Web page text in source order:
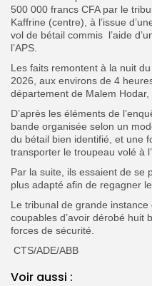
500 000 francs CFA par le
Kaffrine (centre), à l’issue
vol de bétail commis l’aide
l’APS.
Les faits remontent à la nuit
2026, aux environs de 4
département de Malem Hodar,
D’après les éléments de
bande organisée selon un
du bétail bien identifié, et une
transporter le troupeau volé à
Par la suite, ils essaient de se
plus adapté afin de regagner
Le tribunal de grande
coupables d’avoir dérobé huit
forces de sécurité.
CTS/ADE/ABB
Voir aussi :